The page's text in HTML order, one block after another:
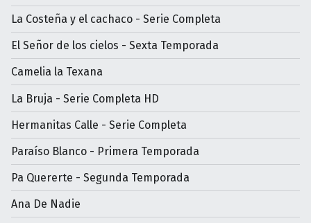
La Costeña y el cachaco - Serie Completa
El Señor de los cielos - Sexta Temporada
Camelia la Texana
La Bruja - Serie Completa HD
Hermanitas Calle - Serie Completa
Paraíso Blanco - Primera Temporada
Pa Quererte - Segunda Temporada
Ana De Nadie